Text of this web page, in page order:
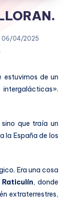
06/04/2025
estuvimos de un
que traía un
la España de los
Era una cosa
Raticulín, donde
extraterrestres,